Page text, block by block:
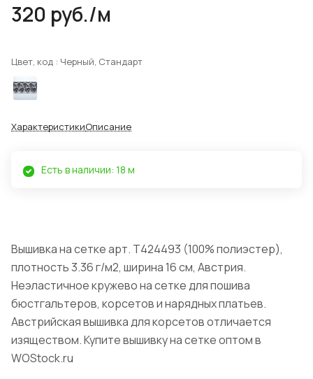
320 руб./м
Цвет, код : Черный, Стандарт
ХарактеристикиОписание
Есть в наличии: 18 м
Вышивка на сетке арт. T424493 (100% полиэстер),
плотность 3.36 г/м2, ширина 16 см, Австрия.
Неэластичное кружево на сетке для пошива
бюстгальтеров, корсетов и нарядных платьев.
Австрийская вышивка для корсетов отличается
изяществом. Купите вышивку на сетке оптом в
WOStock.ru